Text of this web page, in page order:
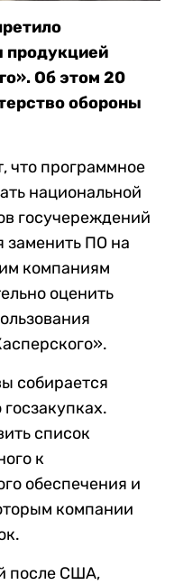
продукцией
Об этом 20
обороны
что программное
национальной
госучереждений
заменить ПО на
компаниям
оценить
собирается
список
к
обеспечения и
компании
после США,